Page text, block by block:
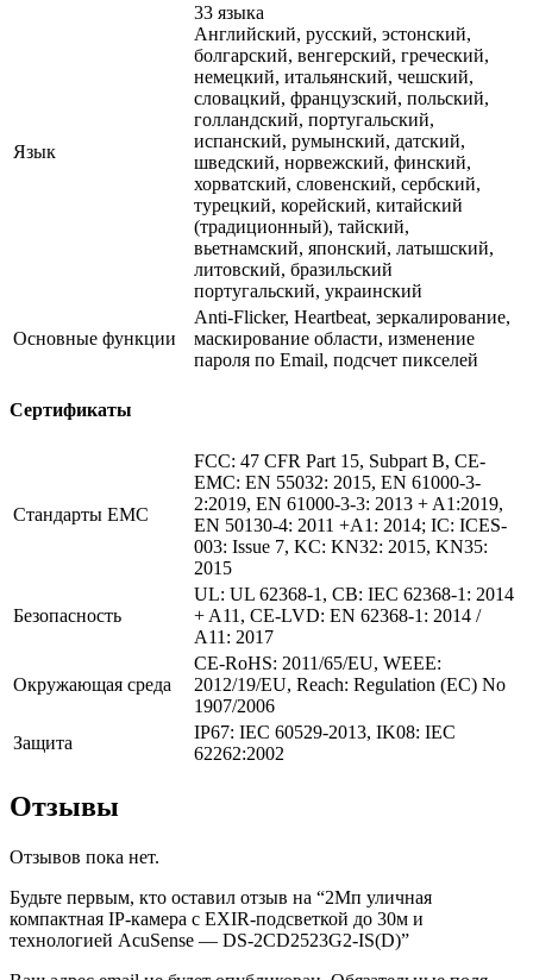
Язык
33 языка
Английский, русский, эстонский,
болгарский, венгерский, греческий,
немецкий, итальянский, чешский,
словацкий, французский, польский,
голландский, португальский,
испанский, румынский, датский,
шведский, норвежский, финский,
хорватский, словенский, сербский,
турецкий, корейский, китайский
(традиционный), тайский,
вьетнамский, японский, латышский,
литовский, бразильский
португальский, украинский
Основные функции
Anti-Flicker, Heartbeat, зеркалирование,
маскирование области, изменение
пароля по Email, подсчет пикселей
Сертификаты
Стандарты EMC
FCC: 47 CFR Part 15, Subpart B, CE-
EMC: EN 55032: 2015, EN 61000-3-
2:2019, EN 61000-3-3: 2013 + A1:2019,
EN 50130-4: 2011 +A1: 2014; IC: ICES-
003: Issue 7, KC: KN32: 2015, KN35:
2015
Безопасность
UL: UL 62368-1, CB: IEC 62368-1: 2014
+ A11, CE-LVD: EN 62368-1: 2014 /
A11: 2017
Окружающая среда
CE-RoHS: 2011/65/EU, WEEE:
2012/19/EU, Reach: Regulation (EC) No
1907/2006
Защита
IP67: IEC 60529-2013, IK08: IEC
62262:2002
Отзывы
Отзывов пока нет.
Будьте первым, кто оставил отзыв на “2Мп уличная
компактная IP-камера с EXIR-подсветкой до 30м и
технологией AcuSense — DS-2CD2523G2-IS(D)”